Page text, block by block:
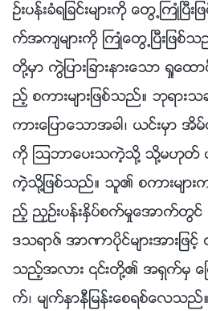
ဥ္းပန္းခံရျခင္းမ်ားကို ေတြ႕ႀကဳံ
က္အက်မ်ားကို ႀကဳံေတြ႕ၿပီးျ
တို႔မွာ ကြဲျပားျခားနားေသာ ရႈ
ည့္ စကားမ်ားျဖစ္သည္။ ဘုရာ
ကားေျပာေသာအခါ၊ ယင္းမွာ အိ
ကို ၾသဘာေပးသကဲ့သို႔ သို႔မဟု
ကဲ့သို႔ျဖစ္သည္။ သူ၏ စကားမ်ား
ည့္ ညႇဥ္းပန္းႏွိပ္စက္မႈေအာက္တြင္
ဒသရာဇ္ အာဏာပိုင္မ်ားအားျဖင့္
သည့္အလား ၎တို႔၏ အရွက္မွ ေျပ
က္၊ မ်က္ႏွာနီျမန္းေစရစ္ေလသ